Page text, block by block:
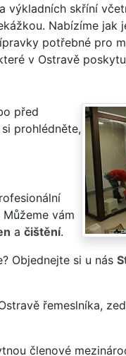
skříní
Nabízíme jak
potřebné pro
v Ostravě
před
prohlédněte,
Můžeme vám
a čištění.
Objednejte si u nás
řemeslníka,
členové